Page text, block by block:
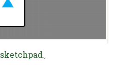
sketchpad。